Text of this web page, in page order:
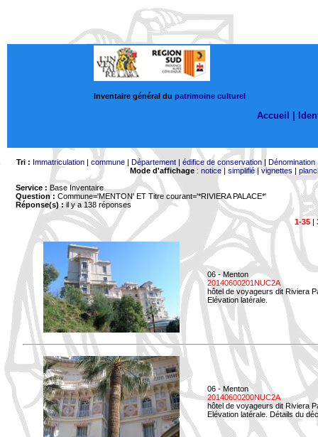
Inventaire général du patrimoine culturel
Accueil |
Tri : Immatriculation| commune| Département| édifice de conservation| Dénomination
Mode d'affichage: notice| simplifié|vignettes |
Service : Base Inventaire
Question : Commune='MENTON' ET Titre courant='*RIVIERA PALACE*'
Réponse(s) :il y a 138 réponses
1-35|
06 - Menton
20140600201NUC2A
hôtel de voyageurs dit Riviera
Elévation latérale.
06 - Menton
20140600200NUC2A
hôtel de voyageurs dit Riviera
Elévation latérale. Détails du